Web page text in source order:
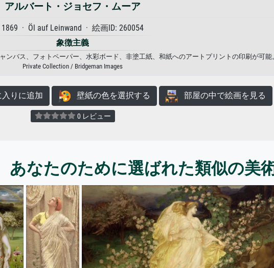
アルバート・ジョセフ・ムーア
1869 · Öl auf Leinwand · 絵画ID: 260054
象徴主義
ンバス、フォトペーパー、水彩ボード、非塗工紙、和紙へのアートプリントの印刷が可能
Private Collection / Bridgeman Images
りに追加 壁紙の色を選択する 部屋の中で絵画を見る
0 レビュー
あなたのために選ばれた類似の美